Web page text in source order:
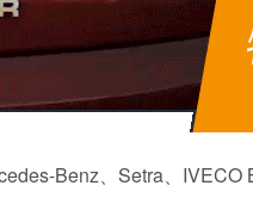
Benz、Setra、